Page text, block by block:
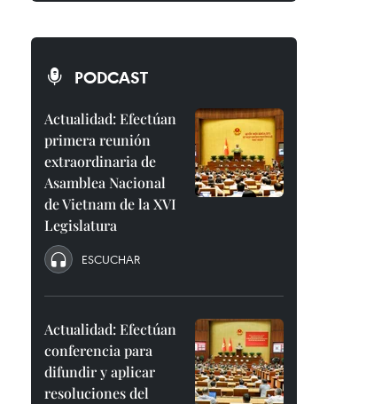
PODCAST
Actualidad: Efectúan
primera reunión
extraordinaria de
Asamblea Nacional
de Vietnam de la XVI
Legislatura
ESCUCHAR
Actualidad: Efectúan
conferencia para
difundir y aplicar
resoluciones del